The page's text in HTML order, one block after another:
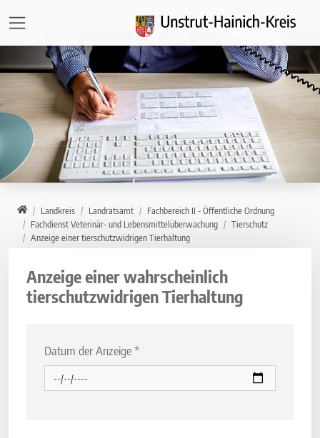
HomeLandkreis Landratsamt
Fachbereich II - Öffentliche Ordnung
Fachdienst Veterinär- und Lebensmittelüberwachung
Tierschutz
Anzeige einer tierschutzwidrigen Tierhaltung
Anzeige einer wahrscheinlich
tierschutzwidrigen Tierhaltung
Datum der Anzeige*